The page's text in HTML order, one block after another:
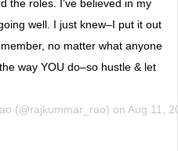
the roles. I’ve believed in my
well. I just knew–I put it out
no matter what anyone
way YOU do–so hustle & let
(@rajkummar_rao) on Aug 11,